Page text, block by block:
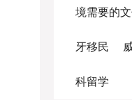
境需要的
牙移民
科留学